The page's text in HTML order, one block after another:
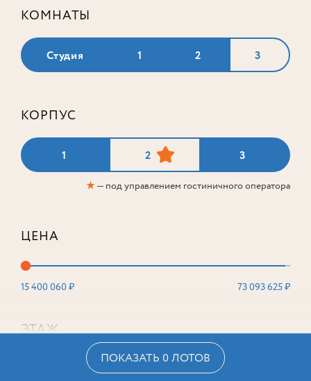
КОМНАТЫ
Студия 1 2 3
КОРПУС
1 2 3
★— под управлением гостиничного оператора
ЦЕНА
15 400 060 ₽ 73 093 625 ₽
ЭТАЖ
ПОКАЗАТЬ 0 ЛОТОВ